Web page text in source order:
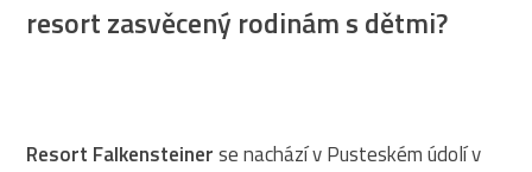
resort zasvěcený rodinám s dětmi?
Resort Falkensteinerse nachází v Pusteském údolí v